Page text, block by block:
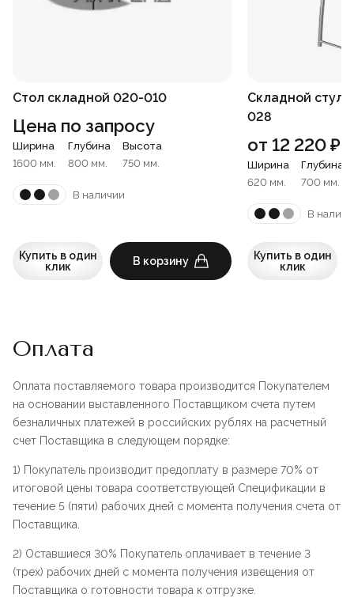
Стол складной 020-010
Цена по запросу
Ширина
1600 мм.
Глубина
800 мм.
Высота
750 мм.
В наличии
Купить в один
клик
В корзину
Складной стул
028
от 12 220₽
Ширина
620 мм.
Глубина
700 мм.
В
Купить в один
клик
Оплата
Оплата поставляемого товара производится Покупателем
на основании выставленного Поставщиком счета путем
безналичных платежей в российских рублях на расчетный
счет Поставщика в следующем порядке:
1) Покупатель производит предоплату в размере 70% от
итоговой цены товара соответствующей Спецификации в
течение 5 (пяти) рабочих дней с момента получения счета от
Поставщика.
2) Оставшиеся 30% Покупатель оплачивает в течение 3
(трех) рабочих дней с момента получения извещения от
Поставщика о готовности товара к отгрузке.